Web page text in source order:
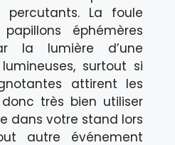
La foule
éphémères
la lumière d’une
surtout si
attirent les
très bien utiliser
dans votre stand lors
autre événement